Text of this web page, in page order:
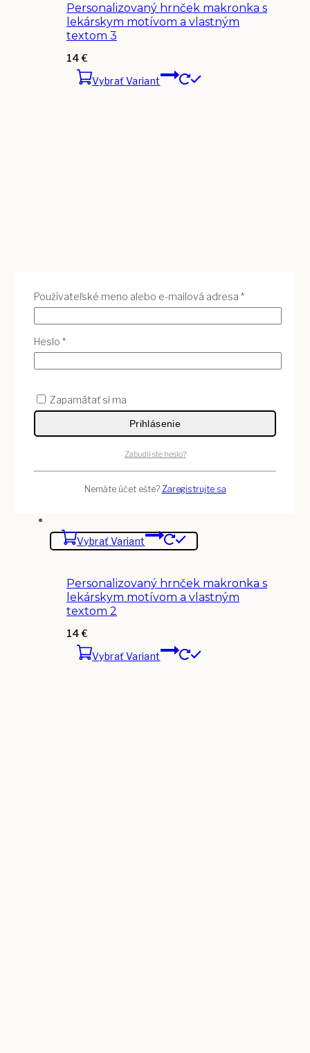
Personalizovaný hrnček makronka s
lekárskym motívom a vlastným
textom 3
14€
Vybrať Variant
Vybrať Variant
Personalizovaný hrnček makronka s
lekárskym motívom a vlastným
textom 2
14€
Vybrať Variant
Používateľské meno alebo e-mailová adresa *Povinné
Heslo *Povinné
Zapamätať si ma
Prihlásenie
Zabudli ste heslo?
Nemáte účet ešte? Zaregistrujte sa